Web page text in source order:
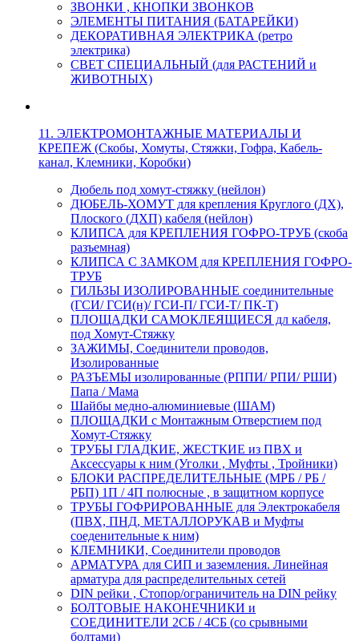
ЗВОНКИ , КНОПКИ ЗВОНКОВ
ЭЛЕМЕНТЫ ПИТАНИЯ (БАТАРЕЙКИ)
ДЕКОРАТИВНАЯ ЭЛЕКТРИКА (ретро
электрика)
СВЕТ СПЕЦИАЛЬНЫЙ (для РАСТЕНИЙ и
ЖИВОТНЫХ)
11. ЭЛЕКТРОМОНТАЖНЫЕ МАТЕРИАЛЫ И
КРЕПЕЖ (Скобы, Хомуты, Стяжки, Гофра, Кабель-
канал, Клемники, Коробки)
Дюбель под хомут-стяжку (нейлон)
ДЮБЕЛЬ-ХОМУТ для крепления Круглого (ДХ),
Плоского (ДХП) кабеля (нейлон)
КЛИПСА для КРЕПЛЕНИЯ ГОФРО-ТРУБ (скоба
разъемная)
КЛИПСА С ЗАМКОМ для КРЕПЛЕНИЯ ГОФРО-
ТРУБ
ГИЛЬЗЫ ИЗОЛИРОВАННЫЕ соединительные
(ГСИ/ ГСИ(н)/ ГСИ-П/ ГСИ-Т/ ПК-Т)
ПЛОЩАДКИ САМОКЛЕЯЩИЕСЯ дл кабеля,
под Хомут-Стяжку
ЗАЖИМЫ, Соединители проводов,
Изолированные
РАЗЪЕМЫ изолированные (РППИ/ РПИ/ РШИ)
Папа / Мама
Шайбы медно-алюминиевые (ШАМ)
ПЛОЩАДКИ с Монтажным Отверстием под
Хомут-Стяжку
ТРУБЫ ГЛАДКИЕ, ЖЕСТКИЕ из ПВХ и
Аксессуары к ним (Уголки , Муфты , Тройники)
БЛОКИ РАСПРЕДЕЛИТЕЛЬНЫЕ (МРБ / РБ /
РБП) 1П / 4П полюсные , в защитном корпусе
ТРУБЫ ГОФРИРОВАННЫЕ для Электрокабеля
(ПВХ, ПНД, МЕТАЛЛОРУКАВ и Муфты
соеденительные к ним)
КЛЕМНИКИ, Соединители проводов
АРМАТУРА для СИП и заземления. Линейная
арматура для распределительных сетей
DIN рейки , Стопор/ограничитель на DIN рейку
БОЛТОВЫЕ НАКОНЕЧНИКИ и
СОЕДИНИТЕЛИ 2СБ / 4СБ (со срывными
болтами)